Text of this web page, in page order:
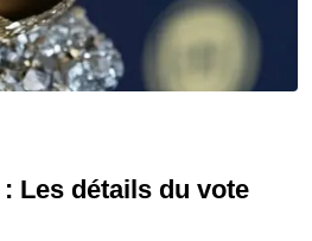
: Les détails du vote